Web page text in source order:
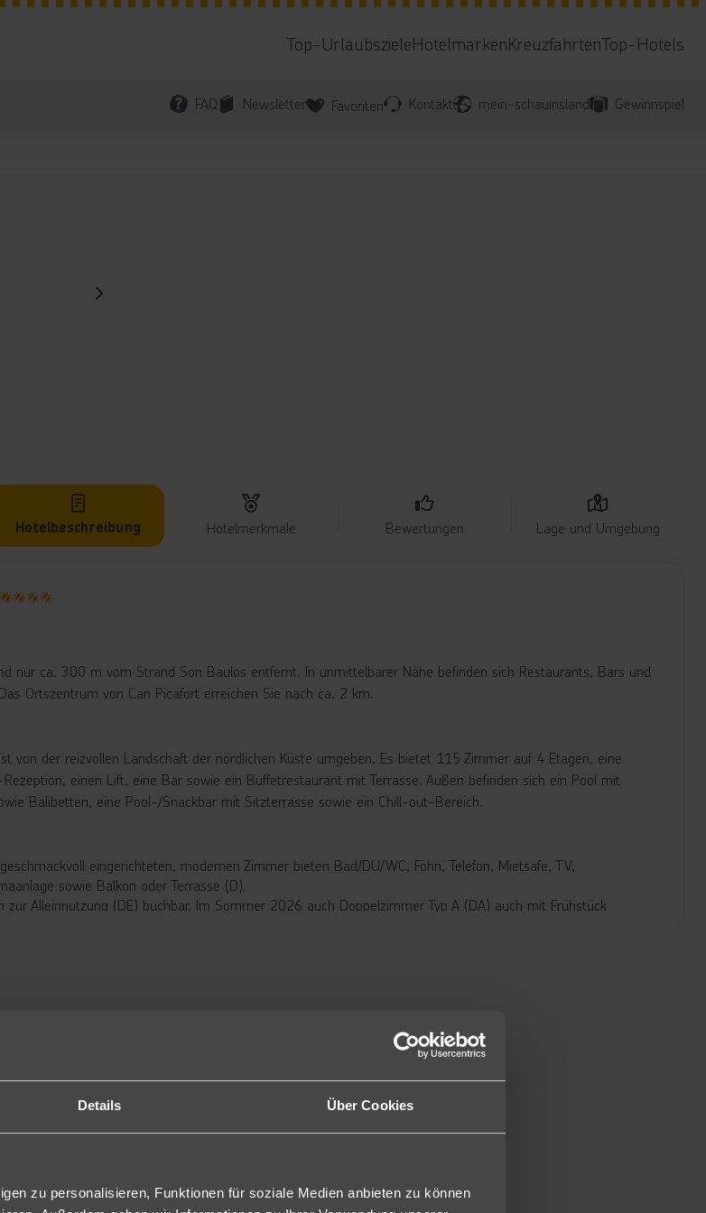
Details Über Cookies
zu personalisieren, Funktionen für soziale Medien anbieten zu können
Top-UrlaubszieleHotelmarkenKreuzfahrtenTop-Hotels
FAQ Newsletter Favoriten Kontakt mein-schauinsland Gewinnspiel
Hotelbeschreibung Hotelmerkmale Bewertungen Lage und Umgebung
nur ca. 300 m vom Strand Son Baulos entfernt. In unmittelbarer Nähe befinden sich Restaurants, Bars und
Ortszentrum von Can Picafort erreichen Sie nach ca. 2 km.
von der reizvollen Landschaft der nördlichen Küste umgeben. Es bietet 115 Zimmer auf 4 Etagen, eine
einen Lift, eine Bar sowie ein Buffetrestaurant mit Terrasse. Außen befinden sich ein Pool mit
Balibetten, eine Pool-/Snackbar mit Sitzterrasse sowie ein Chill-out-Bereich.
eingerichteten, modernen Zimmer bieten Bad/DU/WC, Föhn, Telefon, Mietsafe, TV,
sowie Balkon oder Terrasse (D).
zur Alleinnutzung (DE) buchbar. Im Sommer 2026 auch Doppelzimmer Typ A (DA) auch mit Frühstück